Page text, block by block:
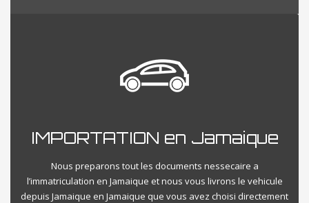
IMPORTATION en Jamaique
Nous preparons tout les documents nessecaire a
l’immatriculation en Jamaique et nous vous livrons le vehicule
depuis Jamaique en Jamaique que vous avez choisi directement